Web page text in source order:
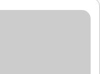
بعد